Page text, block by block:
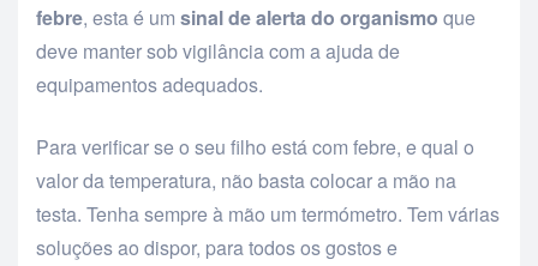
febre, esta é um sinal de alerta do organismo que
deve manter sob vigilância com a ajuda de
equipamentos adequados.
Para verificar se o seu filho está com febre, e qual o
valor da temperatura, não basta colocar a mão na
testa. Tenha sempre à mão um termómetro. Tem várias
soluções ao dispor, para todos os gostos e